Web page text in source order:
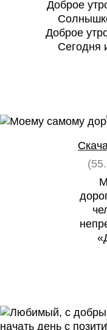
Доброе
Доброе
Сегодня